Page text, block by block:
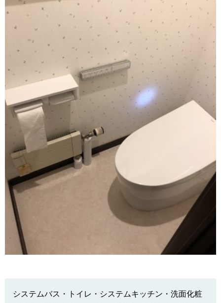
システムバス・トイレ・システムキッチン・洗面化粧